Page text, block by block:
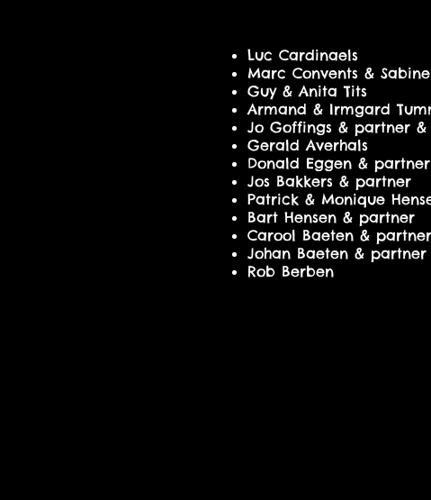
Luc Cardinaels
Marc Convents &
Guy & Anita Tits
Armand & Irmgard
Jo Goffings & partner
Gerald Averhals
Donald Eggen & partner
Jos Bakkers & partner
Patrick & Monique
Bart Hensen & partner
Carool Baeten & partner
Johan Baeten & partner
Rob Berben